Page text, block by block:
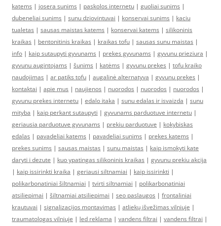
katems | josera sunims | paskolos internetu | guoliai sunims |
dubeneliai sunims | sunu dziovintuvai | konservai sunims | kaciu
tualetas | sausas maistas katems | konservai katems | silikoninis
kraikas | bentonitinis kraikas | kraikas tofu | sausas sunu maistas |
info | kaip sutaupyti gyvunams | prekes gyvunams | gyvunu prieziura |
gyvunu augintojams | šunims | katėms | gyvunu prekes | tofu kraiko
naudojimas | ar patiks tofu | augalinė alternatyva | gyvunu prekes |
kontaktai | apie mus | naujienos | nuorodos | nuorodos | nuorodos |
gyvunu prekes internetu | edalo itaka | sunu edalas ir isvaizda | sunu
mityba | kaip perkant sutaupyti | gyvunams parduotuve internetu |
geriausia parduotuve gyvunams | prekiu parduotuve | kokybiskas
edalas | pavadeliai katems | pavadeliai sunims | prekes katems |
prekes sunims | sausas maistas | sunu maistas | kaip ismokyti kate
daryti i dezute | kuo ypatingas silikoninis kraikas | gyvunu prekiu akcija
| kaip issirinkti kraika | geriausi siltnamiai | kaip issirinkti |
polikarbonatiniai šiltnamiai | tvirti siltnamiai | polikarbonatiniai
atsiliepimai | šiltnamiai atsiliepimai | seo paslaugos | frontaliniai
krautuvai | signalizacijos montavimas | atliekų išvežimas vilniuje |
traumatologas vilniuje | led reklama | vandens filtrai | vandens filtrai |